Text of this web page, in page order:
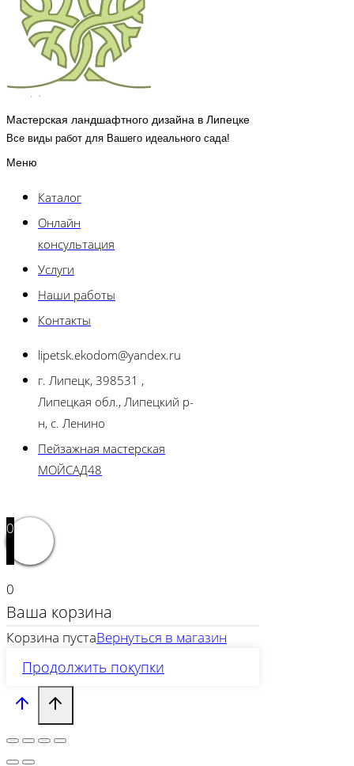
Мастерская ландшафтного дизайна в Липецке
Все виды работ для Вашего идеального сада!
Меню
Каталог
Онлайн
консультация
Услуги
Наши работы
Контакты
lipetsk.ekodom@yandex.ru
г. Липецк, 398531 ,
Липецкая обл., Липецкий р-
н, с. Ленино
Пейзажная мастерская
МОЙСАД48
0
0
Ваша корзина
Корзина пустаВернуться в магазин
Продолжить покупки